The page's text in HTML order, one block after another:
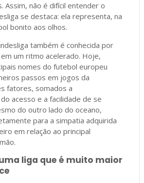
Assim, não é difícil entender o
se destaca: ela representa, na
bonito aos olhos.
também é conhecida por
um ritmo acelerado. Hoje,
nomes do futebol europeu
passos em jogos da
fatores, somados a
acesso e a facilidade de se
do outro lado do oceano,
para a simpatia adquirida
em relação ao principal
liga que é muito maior